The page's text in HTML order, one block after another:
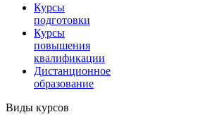
Курсы
подготовки
Курсы
повышения
квалификации
Дистанционное
образование
Виды курсов